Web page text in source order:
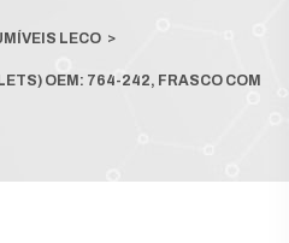
LECO >
OEM: 764-242, FRASCO COM